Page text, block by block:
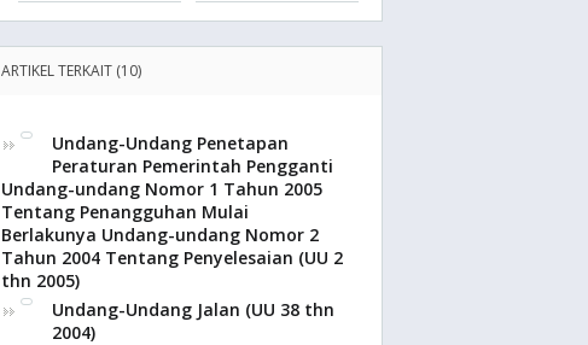
ARTIKEL TERKAIT (10)
Undang-Undang Penetapan
Peraturan Pemerintah Pengganti
Undang-undang Nomor 1 Tahun 2005
Tentang Penangguhan Mulai
Berlakunya Undang-undang Nomor 2
Tahun 2004 Tentang Penyelesaian (UU 2
thn 2005)
Undang-Undang Jalan (UU 38 thn
2004)